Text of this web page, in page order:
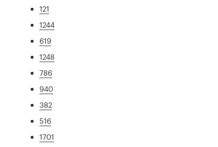
121
1244
619
1248
786
940
382
516
1701